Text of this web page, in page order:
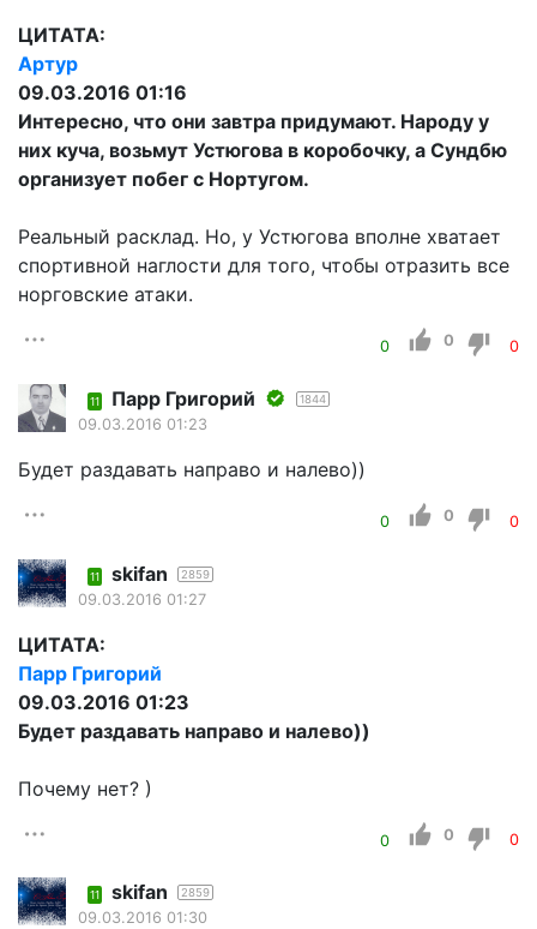
ЦИТАТА:
Артур
09.03.2016 01:16
Интересно, что они завтра придумают. Народу у
них куча, возьмут Устюгова в коробочку, а Сундбю
организует побег с Нортугом.
Реальный расклад. Но, у Устюгова вполне хватает
спортивной наглости для того, чтобы отразить все
норговские атаки.
0 0 0
11 Парр Григорий 1844
09.03.2016 01:23
Будет раздавать направо и налево))
0 0 0
11 skifan 2859
09.03.2016 01:27
ЦИТАТА:
Парр Григорий
09.03.2016 01:23
Будет раздавать направо и налево))
Почему нет? )
0 0 0
11 skifan 2859
09.03.2016 01:30